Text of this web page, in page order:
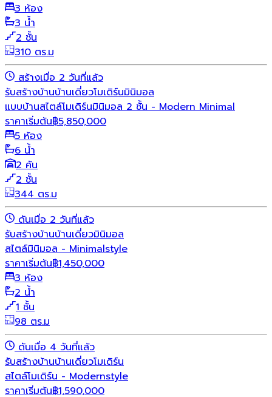
3 ห้อง
3 น้ำ
2 ชั้น
310 ตร.ม
สร้างเมื่อ 2 วันที่แล้ว
รับสร้างบ้านบ้านเดี่ยวโมเดิร์นมินิมอล
แบบบ้านสไตล์โมเดิร์นมินิมอล 2 ชั้น - Modern Minimal
ราคาเริ่มต้น฿5,850,000
5 ห้อง
6 น้ำ
2 คัน
2 ชั้น
344 ตร.ม
ดันเมื่อ 2 วันที่แล้ว
รับสร้างบ้านบ้านเดี่ยวมินิมอล
สไตล์มินิมอล - Minimalstyle
ราคาเริ่มต้น฿1,450,000
3 ห้อง
2 น้ำ
1 ชั้น
98 ตร.ม
ดันเมื่อ 4 วันที่แล้ว
รับสร้างบ้านบ้านเดี่ยวโมเดิร์น
สไตล์โมเดิร์น - Modernstyle
ราคาเริ่มต้น฿1,590,000